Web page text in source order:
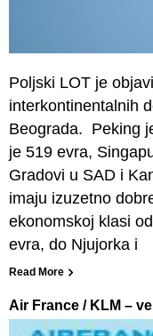
Poljski LOT je
interkontinentalnih
Beograda. Peking
je 519 evra,
Gradovi u SAD i
imaju izuzetno
ekonomskoj klasi
evra, do Njujorka i
Read More
Air France / KLM –